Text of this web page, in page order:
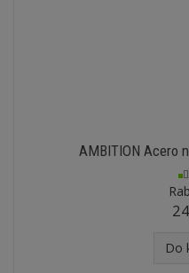
AMBITION Acero
Do